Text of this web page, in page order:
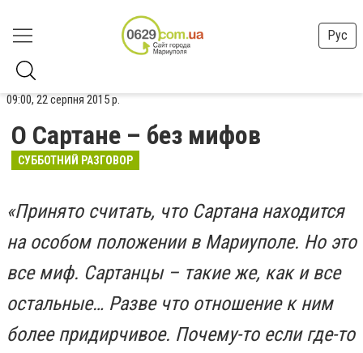
Рус
09:00, 22 серпня 2015 р.
О Сартане – без мифов
СУББОТНИЙ РАЗГОВОР
«Принято считать, что Сартана находится
на особом положении в Мариуполе. Но это
все миф. Сартанцы – такие же, как и все
остальные… Разве что отношение к ним
более придирчивое. Почему-то если где-то